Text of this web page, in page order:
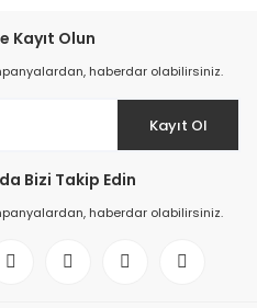
Kayıt Olun
haberdar olabilirsiniz.
Kayıt Ol
Bizi Takip Edin
haberdar olabilirsiniz.